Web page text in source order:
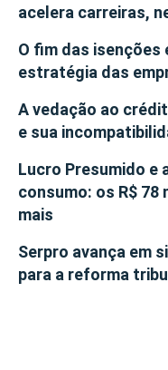
acelera carreiras,
O fim das isenções
estratégia das
A vedação ao
e sua
Lucro Presumido e
consumo: os R$ 78
mais
Serpro avança em
para a reforma